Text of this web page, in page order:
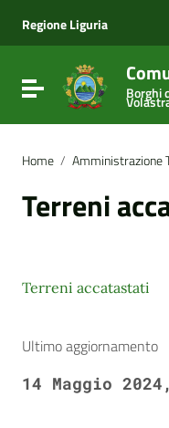
Vai al menu di
Vai al footer
Regione Liguria
Attiva / disattiva la
Borghi
Home / Amministrazione
Terreni
Terreni accatastati
Ultimo aggiornamento
14 Maggio